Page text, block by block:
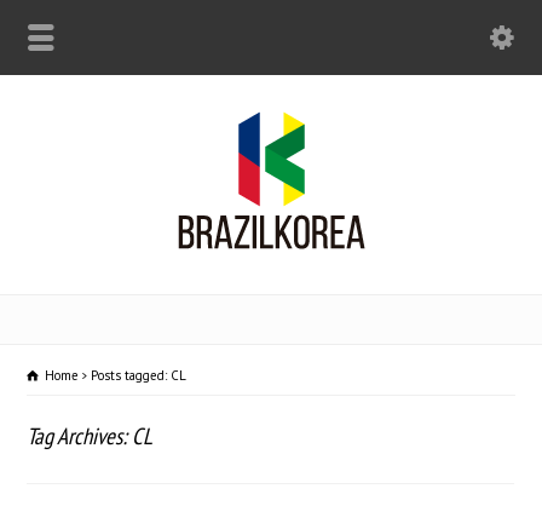
Home Posts tagged: CL
Tag Archives: CL